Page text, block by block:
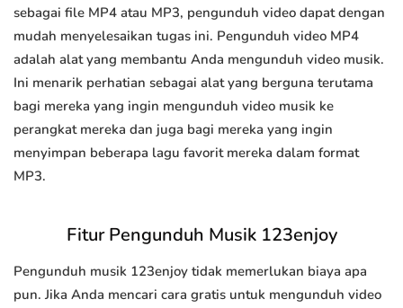
sebagai file MP4 atau MP3, pengunduh video dapat dengan
mudah menyelesaikan tugas ini. Pengunduh video MP4
adalah alat yang membantu Anda mengunduh video musik.
Ini menarik perhatian sebagai alat yang berguna terutama
bagi mereka yang ingin mengunduh video musik ke
perangkat mereka dan juga bagi mereka yang ingin
menyimpan beberapa lagu favorit mereka dalam format
MP3.
Fitur Pengunduh Musik 123enjoy
Pengunduh musik 123enjoy tidak memerlukan biaya apa
pun. Jika Anda mencari cara gratis untuk mengunduh video